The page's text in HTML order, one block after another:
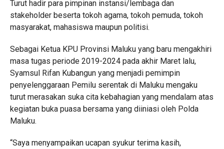
Turut hadir para pimpinan instansi/lembaga dan
stakeholder beserta tokoh agama, tokoh pemuda, tokoh
masyarakat, mahasiswa maupun politisi.
Sebagai Ketua KPU Provinsi Maluku yang baru mengakhiri
masa tugas periode 2019-2024 pada akhir Maret lalu,
Syamsul Rifan Kubangun yang menjadi pemimpin
penyelenggaraan Pemilu serentak di Maluku mengaku
turut merasakan suka cita kebahagian yang mendalam atas
kegiatan buka puasa bersama yang diiniasi oleh Polda
Maluku.
“Saya menyampaikan ucapan syukur terima kasih,